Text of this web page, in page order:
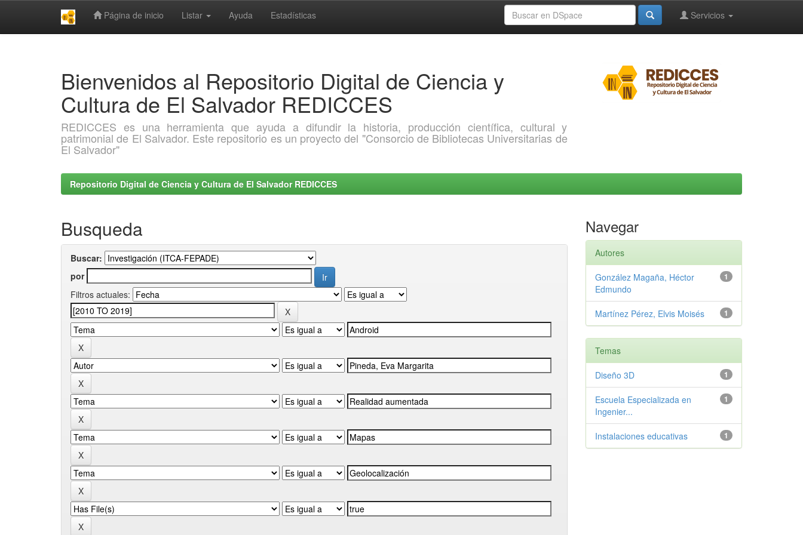
Página de inicio Listar Ayuda Estadísticas Servicios
Bienvenidos al Repositorio Digital de Ciencia y
Cultura de El Salvador REDICCES
REDICCES es una herramienta que ayuda a difundir la historia, producción científica, cultural y
patrimonial de El Salvador. Este repositorio es un proyecto del "Consorcio de Bibliotecas Universitarias de
El Salvador"
Repositorio Digital de Ciencia y Cultura de El Salvador REDICCES
Busqueda
Buscar:
por
Filtros actuales:
Navegar
Autores
1
González Magaña, Héctor
Edmundo
1
Martínez Pérez, Elvis Moisés
Temas
1
Diseño 3D
1
Escuela Especializada en
Ingenier...
1
Instalaciones educativas